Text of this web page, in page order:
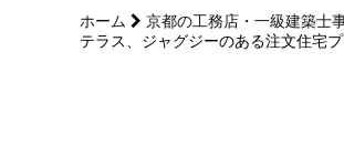
サービスホーム 京都の工務店・一級建築士
テラス、ジャグジーのある注文住宅プ